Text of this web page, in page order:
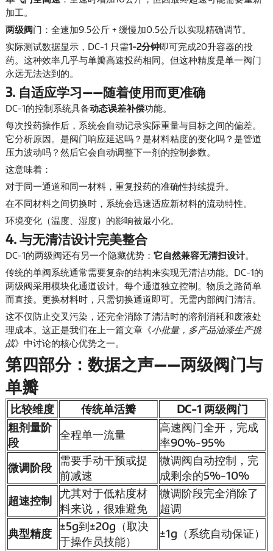
加工。
两级阀门：全速加9.5公斤 + 缓慢加0.5公斤以实现精确调节。
实际测试数据显示，DC-1 只需1-2分钟即可完成20升容器的投
药。这种效率几乎与单瓣高速投药相同。但这种精度是单一阀门
永远无法达到的。
3. 自适应学习——随着使用而更准确
DC-1的控制系统具备动态误差补偿功能。
每次投药操作后，系统会自动记录实际重量与目标之间的偏差。
它分析原因。是阀门响应延迟吗？是材料粘度的变化吗？是管道
压力波动吗？然后它会自动调整下一剂的控制参数。
这意味着：
对于同一通道和同一材料，重复投药的准确性持续提升。
在不同材料之间切换时，系统会迅速适应新材料的流动特性。
环境变化（温度、湿度）的影响被最小化。
4. 与无清洁设计完美整合
DC-1的两级阀还有另一个隐藏优势： 它自然兼容无清扫设计。
传统的单阀系统通常需要复杂的结构来实现无清洁功能。DC-1的
两级阀采用模块化通道设计。每个通道独立控制。物质之路简单
而直接。更换材料时，只需切换通道即可。无需内部阀门清洁。
这不仅防止交叉污染，还完全消除了清洁时的溶剂消耗和废液处
理成本。这正是我们在上一篇文章《小批量，多产品油漆生产挑
战》中讨论的核心优势之一。
第四部分：数据之声——两级阀门与
单瓣
比较维度 传统单活瓣
DC-1 两级阀门
粗剂量阶
段
全程单一流量
高速阀门全开，完成
率90%-95%
微调阶段
需要手动干预或提
前减速
微调阀自动控制，完
成剩余的5%-10%
超速控制
尤其对于低粘度材
料来说，很难避免
微调阶段完全消除了
超调
典型精度
±5g到±20g（取决
于操作员技能）
±1g（系统自动保证）